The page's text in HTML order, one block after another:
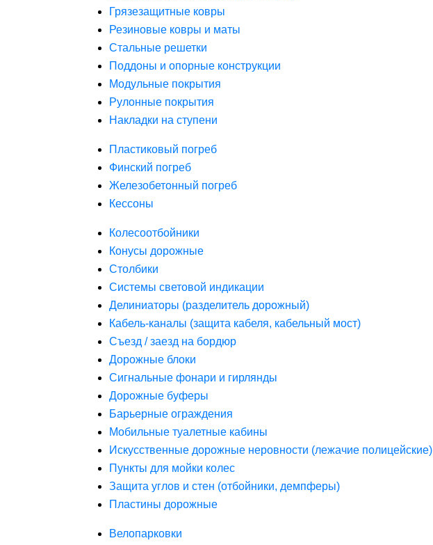
Грязезащитные ковры
Резиновые ковры и маты
Стальные решетки
Поддоны и опорные конструкции
Модульные покрытия
Рулонные покрытия
Накладки на ступени
Пластиковый погреб
Финский погреб
Железобетонный погреб
Кессоны
Колесоотбойники
Конусы дорожные
Столбики
Системы световой индикации
Делиниаторы (разделитель дорожный)
Кабель-каналы (защита кабеля, кабельный мост)
Съезд / заезд на бордюр
Дорожные блоки
Сигнальные фонари и гирлянды
Дорожные буферы
Барьерные ограждения
Мобильные туалетные кабины
Искусственные дорожные неровности (лежачие полицейские)
Пункты для мойки колес
Защита углов и стен (отбойники, демпферы)
Пластины дорожные
Велопарковки